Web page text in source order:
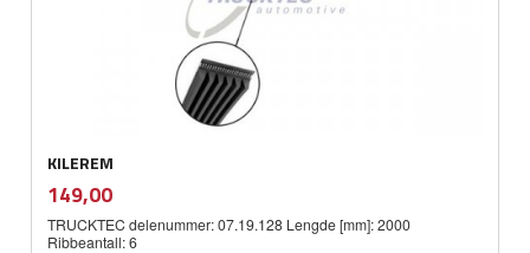
KILEREM
Pris
149,00mva.
TRUCKTEC delenummer: 07.19.128 Lengde [mm]: 2000
Ribbeantall: 6